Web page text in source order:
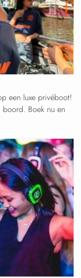
een luxe privéboot!
boord. Boek nu en